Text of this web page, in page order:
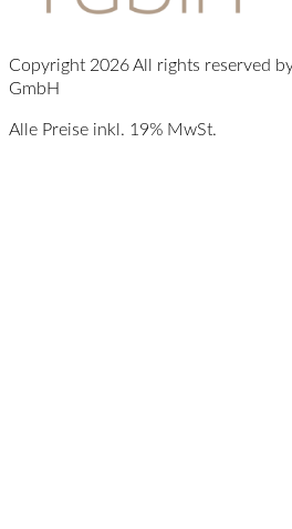
Copyright 2026 All rights reserved
GmbH
Alle Preise inkl. 19% MwSt.